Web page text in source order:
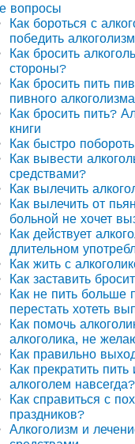
вопросы
Как бороться с
победить
Как бросить
стороны?
Как бросить пить
пивного алкоголизма
Как бросить пить?
книги
Как быстро
Как вывести
средствами?
Как вылечить
Как вылечить от
больной не хочет
Как действует
длительном
Как жить с
Как заставить
Как не пить больше
перестать хотеть
Как помочь
алкоголика, не
Как правильно
Как прекратить пить
алкоголем навсегда?
Как справиться с
праздников?
Алкоголизм и